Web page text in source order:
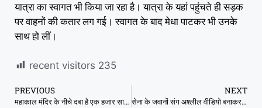
यात्रा का स्वागत भी किया जा रहा है। यात्रा के यहां पहुंचते ही सड़क
पर वाहनों की कतार लग गई। स्वागत के बाद मेधा पाटकर भी उनके
साथ हो लीं।
recent visitors 235
PREVIOUS
महाकाल मंदिर के नीचे दबा है एक हजार साल पुराना मंदिर
NEXT
सेना के जवानों संग अश्लील वीडियो बनाकर करती थी ब्लैकमेल, मेरठ में गिरोह का भंडाफोड़